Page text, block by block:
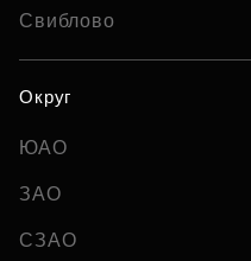
Свиблово
Округ
ЮАО
ЗАО
СЗАО